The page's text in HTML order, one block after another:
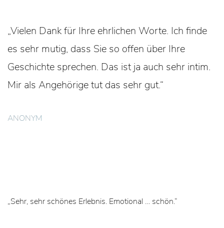
„Vielen Dank für Ihre ehrlichen Worte. Ich finde
es sehr mutig, dass Sie so offen über Ihre
Geschichte sprechen. Das ist ja auch sehr intim.
Mir als Angehörige tut das sehr gut.“
ANONYM
„Sehr, sehr schönes Erlebnis. Emotional … schön.“